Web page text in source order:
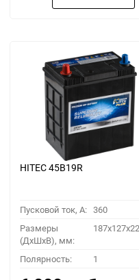
HITEC 45B19R
Пусковой ток, A: 360
Размеры
(ДхШхВ), мм:
Полярность: 1